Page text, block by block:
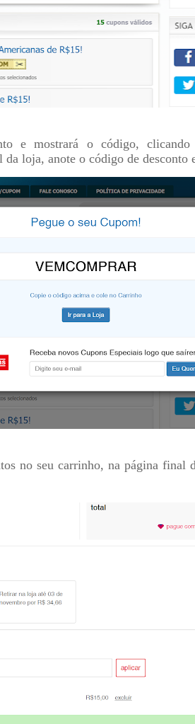
e mostrará o código,
loja, anote o código de desconto
no seu carrinho, na página final